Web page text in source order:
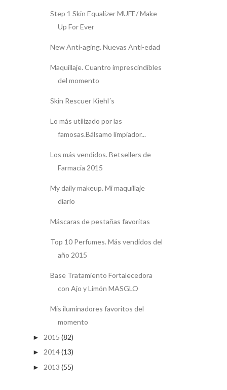
Step 1 Skin Equalizer MUFE/ Make
Up For Ever
New Anti-aging. Nuevas Anti-edad
Maquillaje. Cuantro imprescindibles
del momento
Skin Rescuer Kiehl´s
Lo más utilizado por las
famosas.Bálsamo limpiador...
Los más vendidos. Betsellers de
Farmacia 2015
My daily makeup. Mi maquillaje
diario
Máscaras de pestañas favoritas
Top 10 Perfumes. Más vendidos del
año 2015
Base Tratamiento Fortalecedora
con Ajo y Limón MASGLO
Mis iluminadores favoritos del
momento
► 2015 (82)
► 2014(13)
► 2013 (55)